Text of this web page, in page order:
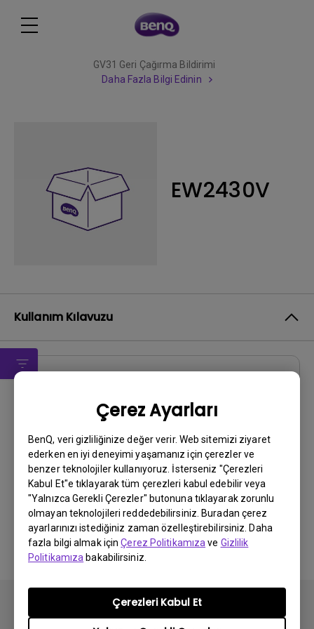
Çerez Ayarları
BenQ, veri gizliliğinize değer verir. Web sitemizi ziyaret
ederken en iyi deneyimi yaşamanız için çerezler ve
benzer teknolojiler kullanıyoruz. İsterseniz "Çerezleri
Kabul Et"e tıklayarak tüm çerezleri kabul edebilir veya
"Yalnızca Gerekli Çerezler" butonuna tıklayarak zorunlu
olmayan teknolojileri reddedebilirsiniz. Buradan çerez
ayarlarınızı istediğiniz zaman özelleştirebilirsiniz. Daha
fazla bilgi almak içinÇerez Politikamıza ve Gizlilik
Politikamıza bakabilirsiniz.
Çerezleri Kabul Et
GV31 Geri Çağırma Bildirimi
Daha Fazla Bilgi Edinin
EW2430V
Kullanım Kılavuzu
Regulatory Statements
Güncelleme:2026/08/07
Dil:General
Dosya Boyutu:752.9 KB
Sürüm:
Önizleme